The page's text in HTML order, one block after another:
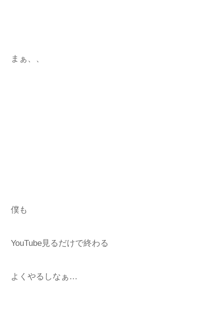
まぁ、、
僕も
YouTube見るだけで終わる
よくやるしなぁ…